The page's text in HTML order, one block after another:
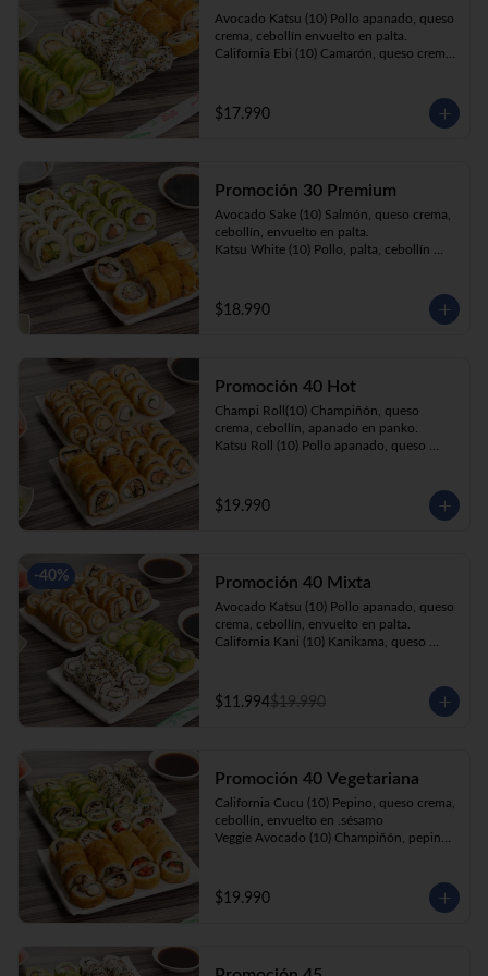
crema envuelto en panko.
Avocado Katsu (10) Pollo apanado, queso
crema, cebollín envuelto en palta.
California Ebi (10) Camarón, queso crema,
crema, cebollín, apanado en panko.
$17.990
Promoción 30 Premium
Avocado Sake (10) Salmón, queso crema,
cebollín, envuelto en palta.
Katsu White (10) Pollo, palta, cebollín
cebollín, apanado en panko.
$18.990
Promoción 40 Hot
Champi Roll(10) Champiñón, queso
crema, cebollín, apanado en panko.
Katsu Roll (10) Pollo apanado, queso
cebollín, apanado en panko.
Kani Roll(10) Kanikama, queso crema,
$19.990
-40% Promoción 40 Mixta
Avocado Katsu (10) Pollo apanado, queso
crema, cebollín, envuelto en palta.
California Kani (10) Kanikama, queso
crema, cebollín, apanado en panko.
Champi Roll (10) Champiñón, queso
$11.994$19.990
Promoción 40 Vegetariana
California Cucu (10) Pepino, queso crema,
cebollín, envuelto en .sésamo
Veggie Avocado (10) Champiñón, pepino,
crema envuelto en panko.
Champi Roll(10) Champiñón, queso
$19.990